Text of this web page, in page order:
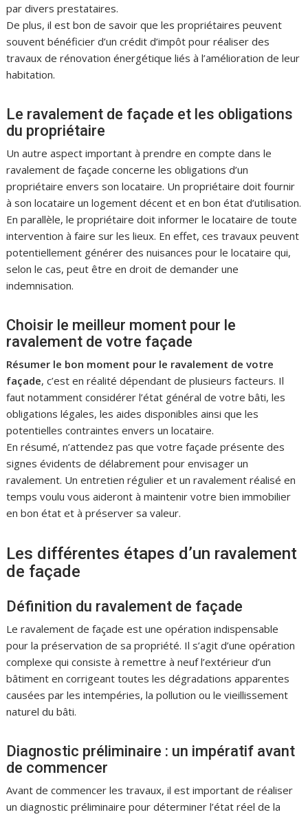
par divers prestataires.
De plus, il est bon de savoir que les propriétaires peuvent
souvent bénéficier d’un crédit d’impôt pour réaliser des
travaux de rénovation énergétique liés à l’amélioration de leur
habitation.
Le ravalement de façade et les obligations
du propriétaire
Un autre aspect important à prendre en compte dans le
ravalement de façade concerne les obligations d’un
propriétaire envers son locataire. Un propriétaire doit fournir
à son locataire un logement décent et en bon état d’utilisation.
En parallèle, le propriétaire doit informer le locataire de toute
intervention à faire sur les lieux. En effet, ces travaux peuvent
potentiellement générer des nuisances pour le locataire qui,
selon le cas, peut être en droit de demander une
indemnisation.
Choisir le meilleur moment pour le
ravalement de votre façade
Résumer le bon moment pour le ravalement de votre
façade, c’est en réalité dépendant de plusieurs facteurs. Il
faut notamment considérer l’état général de votre bâti, les
obligations légales, les aides disponibles ainsi que les
potentielles contraintes envers un locataire.
En résumé, n’attendez pas que votre façade présente des
signes évidents de délabrement pour envisager un
ravalement. Un entretien régulier et un ravalement réalisé en
temps voulu vous aideront à maintenir votre bien immobilier
en bon état et à préserver sa valeur.
Les différentes étapes d’un ravalement
de façade
Définition du ravalement de façade
Le ravalement de façade est une opération indispensable
pour la préservation de sa propriété. Il s’agit d’une opération
complexe qui consiste à remettre à neuf l’extérieur d’un
bâtiment en corrigeant toutes les dégradations apparentes
causées par les intempéries, la pollution ou le vieillissement
naturel du bâti.
Diagnostic préliminaire : un impératif avant
de commencer
Avant de commencer les travaux, il est important de réaliser
un diagnostic préliminaire pour déterminer l’état réel de la